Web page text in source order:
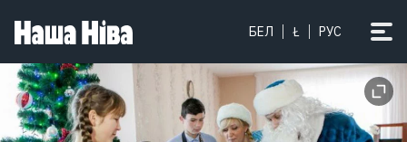
БЕЛ Ł РУС
Выйшаў на свабоду выбітны
хірург Андрэй Любецкі
11